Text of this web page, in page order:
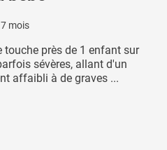
mois
près de 1 enfant sur
sévères, allant d'un
affaibli à de graves ...